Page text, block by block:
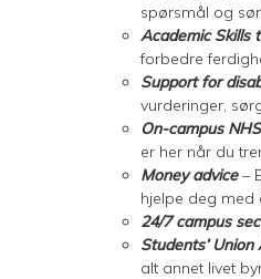
spørsmål og
Academic Skills
forbedre
Support for
vurderinger,
On-campus
er her når du
Money advice–
hjelpe deg med
24/7 campus
Students’
alt annet livet